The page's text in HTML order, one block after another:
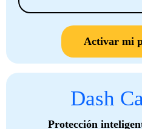
Activar mi
Dash
Protección